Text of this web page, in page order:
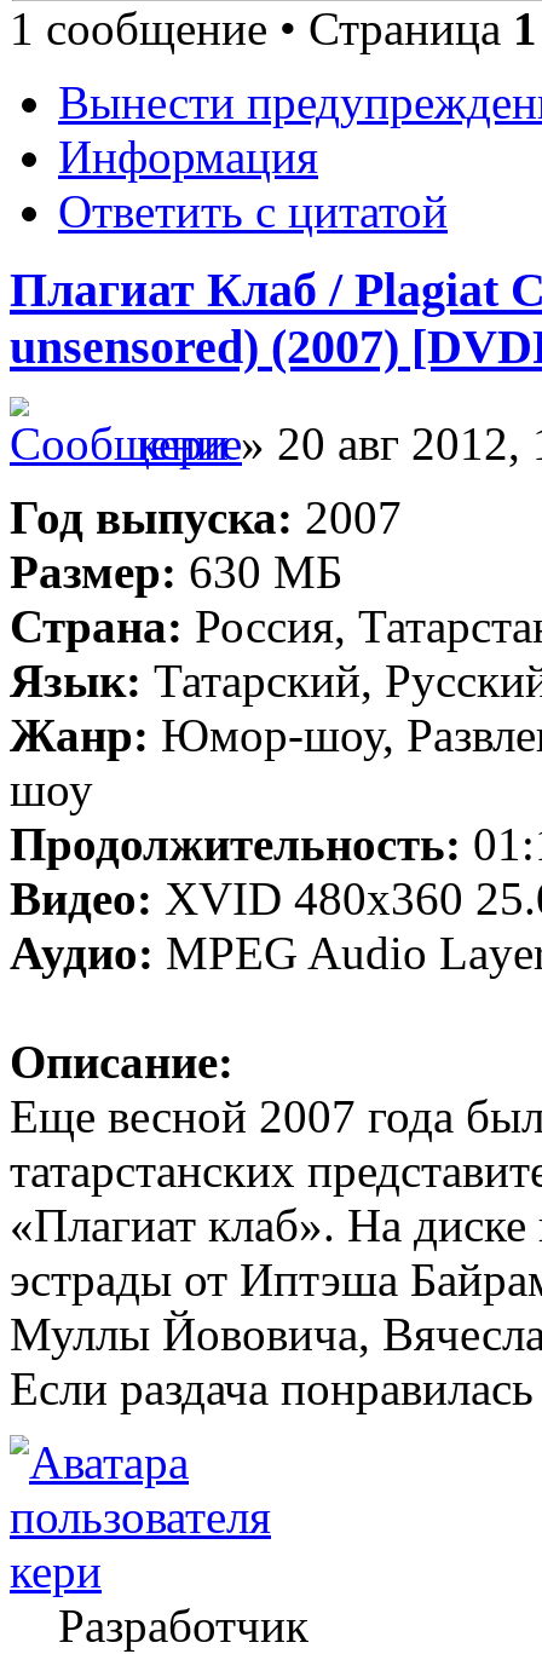
1 сообщение • Страница 1
Вынести
Информация
Ответить с цитатой
Плагиат Клаб / Plagiat
unsensored) (2007)
кери» 20 авг 2012,
Год выпуска: 2007
Размер: 630 МБ
Страна: Россия,
Язык: Татарский,
Жанр: Юмор-шоу,
шоу
Продолжительность:
Видео: XVID 480x360
Аудио: MPEG Audio
Описание:
Еще весной 2007 года
татарстанских
«Плагиат клаб». На диске
эстрады от Иптэша
Муллы Йововича,
Если раздача
кери
Разработчик